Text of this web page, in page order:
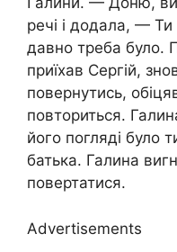
речі і додала, — Ти
давно треба було.
приїхав Сергій,
повернутись,
повториться.
його погляді було
батька. Галина
повертатися.
Advertisements